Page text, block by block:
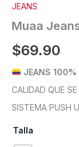
JEANS
Muaa
$69.90
JEANS 100%
CALIDAD QUE
SISTEMA PUSH
Talla